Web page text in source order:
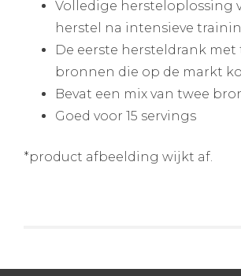
Volledige hersteloplossing
herstel na intensieve
De eerste hersteldrank met
bronnen die op de markt
Bevat een mix van twee
Goed voor 15 servings
*product afbeelding wijkt af.